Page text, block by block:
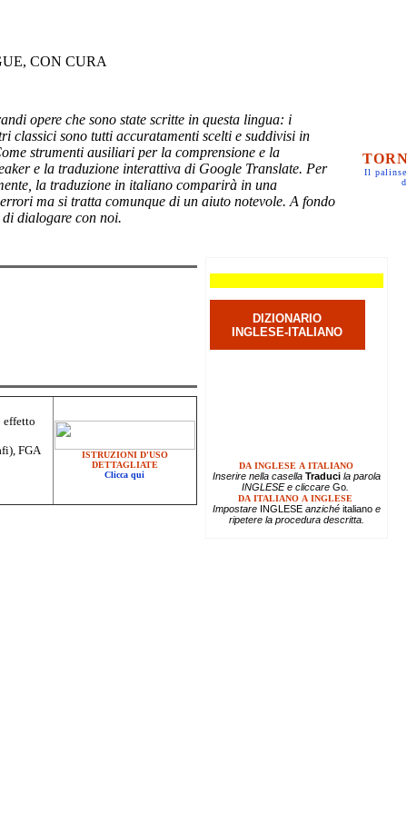
CON CURA
opere che sono state scritte in questa lingua: i
classici sono tutti accuratamenti scelti e suddivisi in
strumenti ausiliari per la comprensione e la
e la traduzione interattiva di Google Translate. Per
la traduzione in italiano comparirà in una
ma si tratta comunque di un aiuto notevole. A fondo
di dialogare con noi.
Il
effetto
FGA
ISTRUZIONI D'USO
DETTAGLIATE
Clicca qui
DIZIONARIO
INGLESE-ITALIANO
DA INGLESE A ITALIANO
Inserire nella casella Traducila parola
INGLESE e cliccare Go.
DA ITALIANO A INGLESE
Impostare INGLESEanziché italianoe
ripetere la procedura descritta.